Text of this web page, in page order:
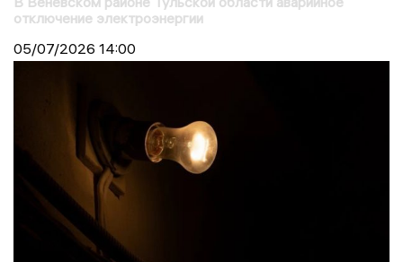
отключение электроэнергии
05/07/2026 14:00